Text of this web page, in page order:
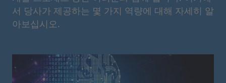
서 당사가 제공하는 몇 가지 역량에 대해 자세히 알
아보십시오.